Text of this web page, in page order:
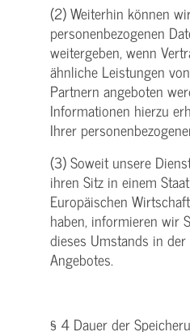
(2) Weiterhin können
personenbezogenen
weitergeben, wenn
ähnliche Leistungen
Partnern angeboten
Informationen hierzu
Ihrer
(3) Soweit unsere
ihren Sitz in einem
Europäischen
haben, informieren wir
dieses Umstands in
Angebotes.
§ 4 Dauer der